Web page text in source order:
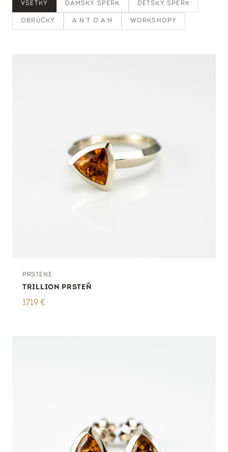
VŠETKY DÁMSKY ŠPERK DETSKÝ ŠPERK
OBRÚČKY A N T O A N WORKSHOPY
PRSTENE
TRILLION PRSTEŇ
1719 €